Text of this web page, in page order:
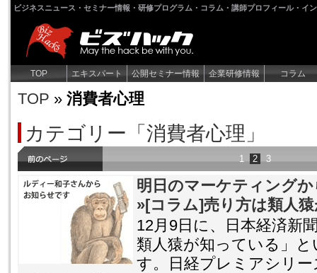
ビジネスニュース・セミナー情報・研修プログラム・コラム・講師プロフィール・イ
TOP エキスパート 公開セミナー情報 企業研修情報 コラム
TOP » 消費者心理
カテゴリー「消費者心理」
1 2 3
明日のマーケティング
»[コラム]売り方は類人
12月9日に、日本経済新
類人猿が知っている」
す。日経プレミアシリ